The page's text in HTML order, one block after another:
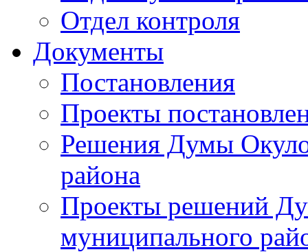
Отдел контроля
Документы
Постановления
Проекты
Решения Думы
района
Проекты решений
муниципального